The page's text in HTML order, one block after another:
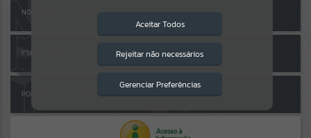
PÁGINAS
NOTA FISCAL ELETRÔNICA
ESCRITA FISCAL
PORTAL DA TRANSPARÊNCIA
Aceitar Todos
Rejeitar não necessários
Gerenciar Preferências
Isto significa que diversos recursos
providenciados poderão não estar